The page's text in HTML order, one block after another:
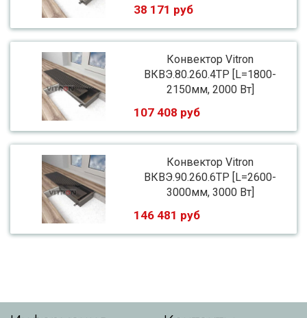
38 171 руб
Конвектор Vitron
ВКВЭ.80.260.4ТР [L=1800-
2150мм, 2000 Вт]
107 408 руб
Конвектор Vitron
ВКВЭ.90.260.6ТР [L=2600-
3000мм, 3000 Вт]
146 481 руб